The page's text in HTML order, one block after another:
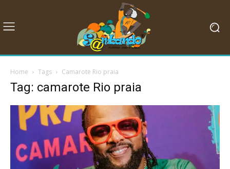
Home Tags Camarote Rio praia
Tag: camarote Rio praia